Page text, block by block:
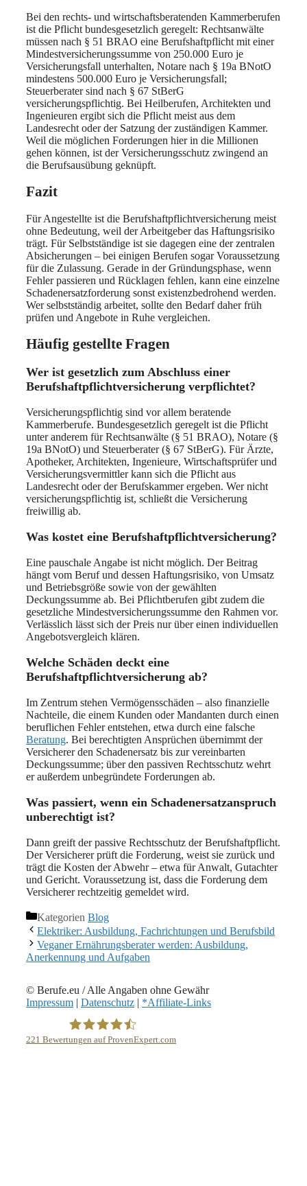
Bei den rechts- und wirtschaftsberatenden Kammerberufen
ist die Pflicht bundesgesetzlich geregelt: Rechtsanwälte
müssen nach § 51 BRAO eine Berufshaftpflicht mit einer
Mindestversicherungssumme von 250.000 Euro je
Versicherungsfall unterhalten, Notare nach § 19a BNotO
mindestens 500.000 Euro je Versicherungsfall;
Steuerberater sind nach § 67 StBerG
versicherungspflichtig. Bei Heilberufen, Architekten und
Ingenieuren ergibt sich die Pflicht meist aus dem
Landesrecht oder der Satzung der zuständigen Kammer.
Weil die möglichen Forderungen hier in die Millionen
gehen können, ist der Versicherungsschutz zwingend an
die Berufsausübung geknüpft.
Fazit
Für Angestellte ist die Berufshaftpflichtversicherung meist
ohne Bedeutung, weil der Arbeitgeber das Haftungsrisiko
trägt. Für Selbstständige ist sie dagegen eine der zentralen
Absicherungen – bei einigen Berufen sogar Voraussetzung
für die Zulassung. Gerade in der Gründungsphase, wenn
Fehler passieren und Rücklagen fehlen, kann eine einzelne
Schadenersatzforderung sonst existenzbedrohend werden.
Wer selbstständig arbeitet, sollte den Bedarf daher früh
prüfen und Angebote in Ruhe vergleichen.
Häufig gestellte Fragen
Wer ist gesetzlich zum Abschluss einer
Berufshaftpflichtversicherung verpflichtet?
Versicherungspflichtig sind vor allem beratende
Kammerberufe. Bundesgesetzlich geregelt ist die Pflicht
unter anderem für Rechtsanwälte (§ 51 BRAO), Notare (§
19a BNotO) und Steuerberater (§ 67 StBerG). Für Ärzte,
Apotheker, Architekten, Ingenieure, Wirtschaftsprüfer und
Versicherungsvermittler kann sich die Pflicht aus
Landesrecht oder der Berufskammer ergeben. Wer nicht
versicherungspflichtig ist, schließt die Versicherung
freiwillig ab.
Was kostet eine Berufshaftpflichtversicherung?
Eine pauschale Angabe ist nicht möglich. Der Beitrag
hängt vom Beruf und dessen Haftungsrisiko, von Umsatz
und Betriebsgröße sowie von der gewählten
Deckungssumme ab. Bei Pflichtberufen gibt zudem die
gesetzliche Mindestversicherungssumme den Rahmen vor.
Verlässlich lässt sich der Preis nur über einen individuellen
Angebotsvergleich klären.
Welche Schäden deckt eine
Berufshaftpflichtversicherung ab?
Im Zentrum stehen Vermögensschäden – also finanzielle
Nachteile, die einem Kunden oder Mandanten durch einen
beruflichen Fehler entstehen, etwa durch eine falsche
Beratung. Bei berechtigten Ansprüchen übernimmt der
Versicherer den Schadenersatz bis zur vereinbarten
Deckungssumme; über den passiven Rechtsschutz wehrt
er außerdem unbegründete Forderungen ab.
Was passiert, wenn ein Schadenersatzanspruch
unberechtigt ist?
Dann greift der passive Rechtsschutz der Berufshaftpflicht.
Der Versicherer prüft die Forderung, weist sie zurück und
trägt die Kosten der Abwehr – etwa für Anwalt, Gutachter
und Gericht. Voraussetzung ist, dass die Forderung dem
Versicherer rechtzeitig gemeldet wird.
Kategorien Blog
Elektriker: Ausbildung, Fachrichtungen und Berufsbild
Veganer Ernährungsberater werden: Ausbildung,
Anerkennung und Aufgaben
© Berufe.eu / Alle Angaben ohne Gewähr
Impressum | Datenschutz | *Affiliate-Links
221 Bewertungen auf ProvenExpert.com